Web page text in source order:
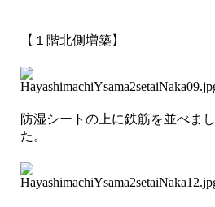
【１階北側増築】
防湿シートの上に鉄筋を並べまし
た。